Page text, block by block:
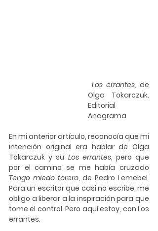
Los errantes, de
Olga Tokarczuk.
Editorial
Anagrama
En mi anterior artículo, reconocía que mi
intención original era hablar de Olga
Tokarczuk y su Los errantes, pero que
Tengo miedo torero, de Pedro Lemebel.
Para un escritor que casi no escribe, me
obligo a liberar a la inspiración para que
tome el control. Pero aquí estoy, con Los
errantes.